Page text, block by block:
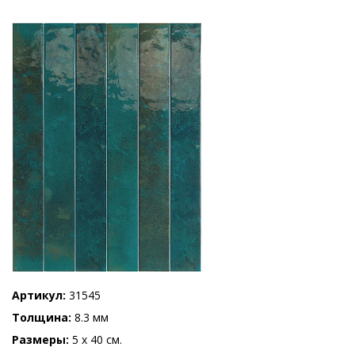
Артикул 31545
Толщина 8.3 мм
Размеры 5 x 40 см.